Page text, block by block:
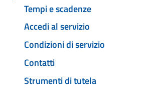
Tempi e scadenze
Accedi al servizio
Condizioni di servizio
Contatti
Strumenti di tutela